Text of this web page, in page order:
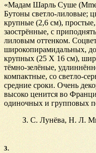
«Мадам Шарль Суше
Бутоны светло-лиловые;
крупные (2,6 см),
заострённые, с
лиловым оттенком.
широкопирамидальных,
крупных (25 Х 16 см),
тёмно-зелёные,
компактные, со светло-
средние сроки. Очень
высоко ценится во
одиночных и групповых
З. С. Лунёва, Н. Л.
3.